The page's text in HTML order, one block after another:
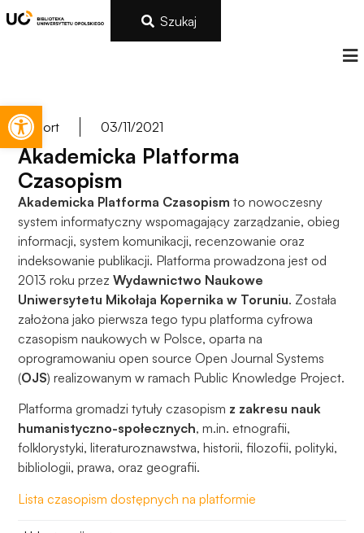
Otwórz pasek narzędzi
Szukaj
Import 03/11/2021
Akademicka Platforma
Czasopism
Akademicka Platforma Czasopism to nowoczesny
system informatyczny wspomagający zarządzanie, obieg
informacji, system komunikacji, recenzowanie oraz
indeksowanie publikacji. Platforma prowadzona jest od
2013 roku przezWydawnictwo Naukowe
Uniwersytetu Mikołaja Kopernika w Toruniu. Została
założona jako pierwsza tego typu platforma cyfrowa
czasopism naukowych w Polsce, oparta na
oprogramowaniu open source Open Journal Systems
(OJS) realizowanym w ramach Public Knowledge Project.
Platforma gromadzi tytuły czasopism z zakresu nauk
humanistyczno-społecznych, m.in. etnografii,
folklorystyki, literaturoznawstwa, historii, filozofii, polityki,
bibliologii, prawa, oraz geografii.
Lista czasopism dostępnych na platformie